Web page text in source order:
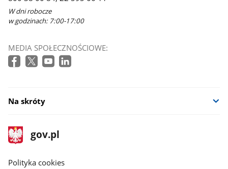
W dni robocze
w godzinach: 7:00-17:00
MEDIA SPOŁECZNOŚCIOWE:
Na skróty
stopka
gov.pl
Strona
gov.pl
gov.pl
Polityka cookies